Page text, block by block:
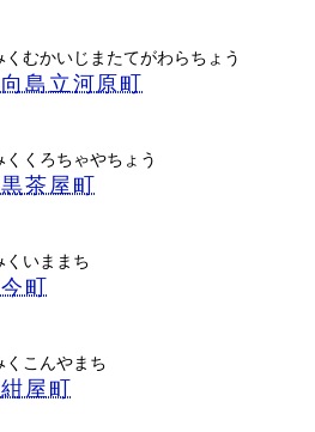
むかいじまたてがわらちょう
島立河原町
くろちゃやちょう
茶屋町
くいままち
町
くこんやまち
屋町